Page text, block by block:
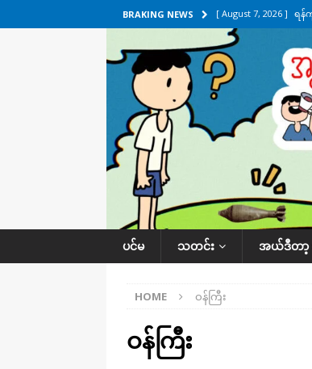
BRAKING NEWS [ August 7, 2026 ] ရန်
သတင်းကဏ္ဍ
[ August 7, 2026 ] လွှတ်
UNCATEGORIZED
[ August 6, 2026 ] တာ
[ August 6, 2026 ] လ
အလိုက် သတင်းကဏ္ဍ
[ August 7, 2026 ] လေ
ဒေသအလိုက် သတင်းကဏ္
ပင်မ သတင်း အယ်ဒီတာ့
HOME ဝန်ကြီး
ဝန်ကြီး